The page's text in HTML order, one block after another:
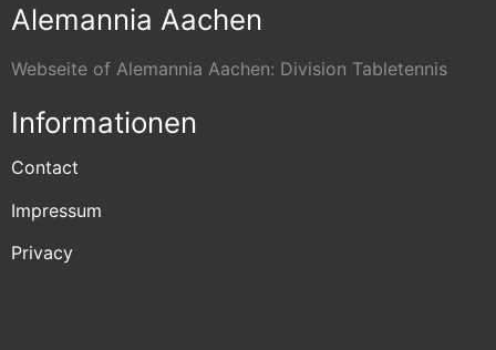
Alemannia Aachen
Webseite of Alemannia Aachen: Division Tabletennis
Informationen
Contact
Impressum
Privacy